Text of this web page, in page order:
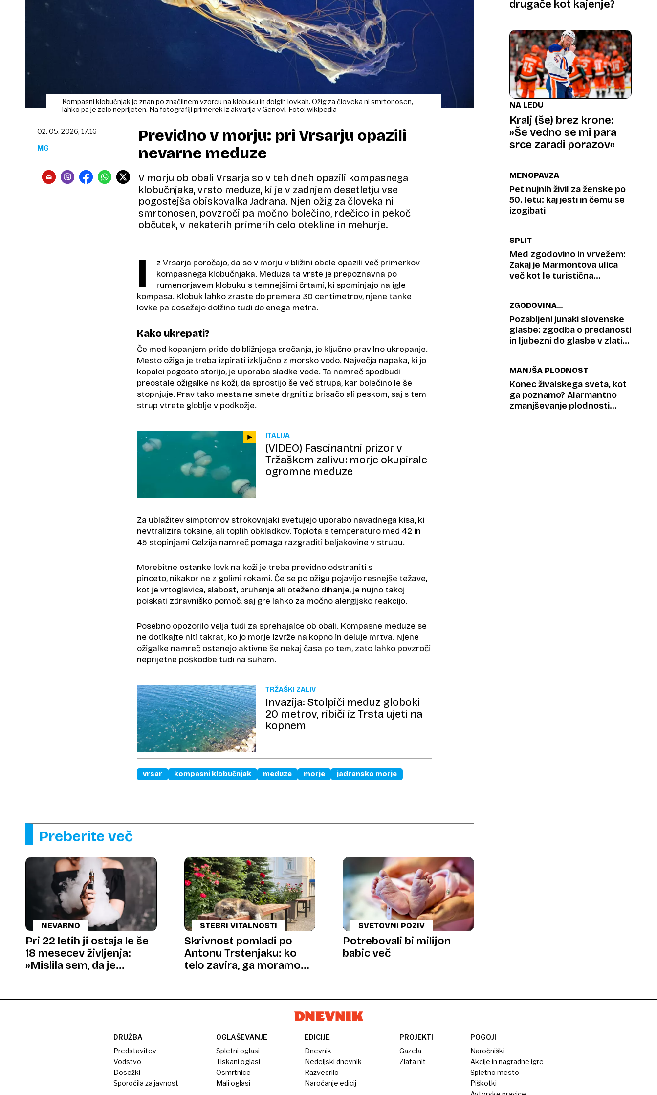
Kompasni klobučnjak je znan po značilnem vzorcu na klobuku in dolgih lovkah. Ožig za človeka ni smrtonosen,
lahko pa je zelo neprijeten. Na fotografiji primerek iz akvarija v Genovi. Foto: wikipedia
Previdno v morju: pri Vrsarju opazili
nevarne meduze
V morju ob obali Vrsarja so v teh dneh opazili kompasnega
klobučnjaka, vrsto meduze, ki je v zadnjem desetletju vse
pogostejša obiskovalka Jadrana. Njen ožig za človeka ni
smrtonosen, povzroči pa močno bolečino, rdečico in pekoč
občutek, v nekaterih primerih celo otekline in mehurje.
02. 05. 2026, 17.16
MG
I
z Vrsarja poročajo, da so v morju v bližini obale opazili več primerkov
kompasnega klobučnjaka. Meduza ta vrste je prepoznavna po
rumenorjavem klobuku s temnejšimi črtami, ki spominjajo na igle
kompasa. Klobuk lahko zraste do premera 30 centimetrov, njene tanke
lovke pa dosežejo dolžino tudi do enega metra.
Kako ukrepati?
Če med kopanjem pride do bližnjega srečanja, je ključno pravilno ukrepanje.
Mesto ožiga je treba izpirati izključno z morsko vodo. Največja napaka, ki jo
kopalci pogosto storijo, je uporaba sladke vode. Ta namreč spodbudi
preostale ožigalke na koži, da sprostijo še več strupa, kar bolečino le še
stopnjuje. Prav tako mesta ne smete drgniti z brisačo ali peskom, saj s tem
strup vtrete globlje v podkožje.
ITALIJA
(VIDEO) Fascinantni prizor v
Tržaškem zalivu: morje okupirale
ogromne meduze
Za ublažitev simptomov strokovnjaki svetujejo uporabo navadnega kisa, ki
nevtralizira toksine, ali toplih obkladkov. Toplota s temperaturo med 42 in
45 stopinjami Celzija namreč pomaga razgraditi beljakovine v strupu.
Morebitne ostanke lovk na koži je treba previdno odstraniti s
pinceto, nikakor ne z golimi rokami. Če se po ožigu pojavijo resnejše težave,
kot je vrtoglavica, slabost, bruhanje ali oteženo dihanje, je nujno takoj
poiskati zdravniško pomoč, saj gre lahko za močno alergijsko reakcijo.
Posebno opozorilo velja tudi za sprehajalce ob obali. Kompasne meduze se
ne dotikajte niti takrat, ko jo morje izvrže na kopno in deluje mrtva. Njene
ožigalke namreč ostanejo aktivne še nekaj časa po tem, zato lahko povzroči
neprijetne poškodbe tudi na suhem.
TRŽAŠKI ZALIV
Invazija: Stolpiči meduz globoki
20 metrov, ribiči iz Trsta ujeti na
kopnem
vrsar kompasni klobučnjak meduze morje jadransko morje
drugače kot kajenje?
NA LEDU
Kralj (še) brez krone:
»Še vedno se mi para
srce zaradi porazov«
MENOPAVZA
Pet nujnih živil za ženske po
50. letu: kaj jesti in čemu se
izogibati
SPLIT
Med zgodovino in vrvežem:
Zakaj je Marmontova ulica
več kot le turistična
ZGODOVINA
NARODNOZABAVNE
GLASBE
Pozabljeni junaki slovenske
glasbe: zgodba o predanosti
in ljubezni do glasbe v zlati
MANJŠA PLODNOST
Konec živalskega sveta, kot
ga poznamo? Alarmantno
zmanjševanje plodnosti
Preberite več
NEVARNO
Pri 22 letih ji ostaja le še
18 mesecev življenja:
»Mislila sem, da je
STEBRI VITALNOSTI
Skrivnost pomladi po
Antonu Trstenjaku: ko
telo zavira, ga moramo
SVETOVNI POZIV
Potrebovali bi milijon
babic več
DRUŽBA
Predstavitev
Vodstvo
Dosežki
Sporočila za javnost
OGLAŠEVANJE
Spletni oglasi
Tiskani oglasi
Osmrtnice
Mali oglasi
EDICIJE
Dnevnik
Nedeljski dnevnik
Razvedrilo
Naročanje edicij
PROJEKTI
Gazela
Zlata nit
POGOJI
Naročniški
Akcije in nagradne igre
Spletno mesto
Piškotki